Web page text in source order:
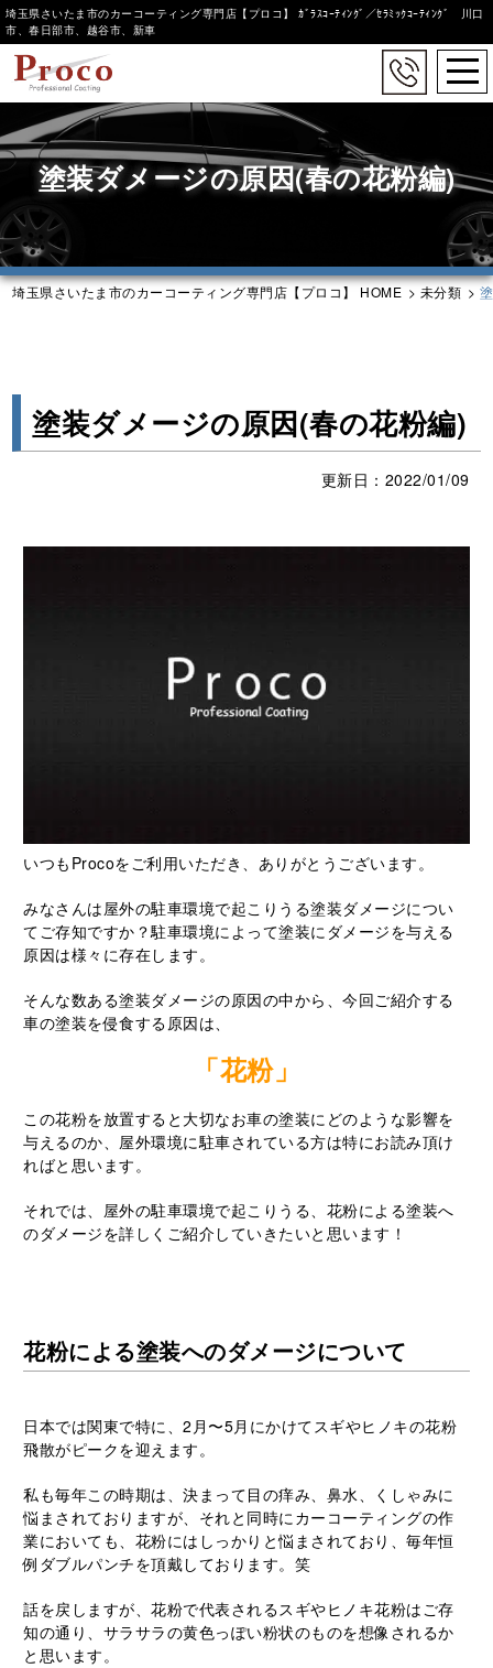
to
main
content
埼玉県さいたま市のカーコーティング専門店【プロコ】 ｶﾞﾗｽｺｰﾃｨﾝｸﾞ／ｾﾗﾐｯｸｺｰﾃｨﾝｸﾞ 川口
市、春日部市、越谷市、新車
塗装ダメージの原因(春の花粉編)
埼玉県さいたま市のカーコーティング専門店【プロコ】 HOME > 未分類 >
塗装ダメージの原因(春の花粉編)
更新日：2022/01/09
いつもProcoをご利用いただき、ありがとうございます。
みなさんは屋外の駐車環境で起こりうる塗装ダメージについ
てご存知ですか？駐車環境によって塗装にダメージを与える
原因は様々に存在します。
そんな数ある塗装ダメージの原因の中から、今回ご紹介する
車の塗装を侵食する原因は、
「花粉」
この花粉を放置すると大切なお車の塗装にどのような影響を
与えるのか、屋外環境に駐車されている方は特にお読み頂け
ればと思います。
それでは、屋外の駐車環境で起こりうる、花粉による塗装へ
のダメージを詳しくご紹介していきたいと思います！
花粉による塗装へのダメージについて
日本では関東で特に、2月〜5月にかけてスギやヒノキの花粉
飛散がピークを迎えます。
私も毎年この時期は、決まって目の痒み、鼻水、くしゃみに
悩まされておりますが、それと同時にカーコーティングの作
業においても、花粉にはしっかりと悩まされており、毎年恒
例ダブルパンチを頂戴しております。笑
話を戻しますが、花粉で代表されるスギやヒノキ花粉はご存
知の通り、サラサラの黄色っぽい粉状のものを想像されるか
と思います。